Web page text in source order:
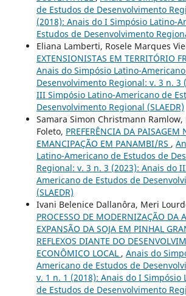
de Estudos de Desenvolvimento
(2018): Anais do I Simpósio Latino-
Estudos de Desenvolvimento
Eliana Lamberti, Rosele Marques
EXTENSIONISTAS EM TERRITÓRIO
Anais do Simpósio Latino-
Desenvolvimento Regional: v. 3 n. 3
III Simpósio Latino-Americano de
Desenvolvimento Regional (SLAEDR)
Samara Simon Christmann Ramlow,
Foleto, PREFERÊNCIA DA PAISAGEM
EMANCIPAÇÃO EM PANAMBI/RS ,
Latino-Americano de Estudos de
Regional: v. 3 n. 3 (2023): Anais do
Americano de Estudos de
(SLAEDR)
Ivani Belenice Dallanôra, Meri
PROCESSO DE MODERNIZAÇÃO DA
EXPANSÃO DA SOJA EM PINHAL
REFLEXOS DIANTE DO
ECONÔMICO LOCAL , Anais do
Americano de Estudos de
v. 1 n. 1 (2018): Anais do I Simpósio
de Estudos de Desenvolvimento